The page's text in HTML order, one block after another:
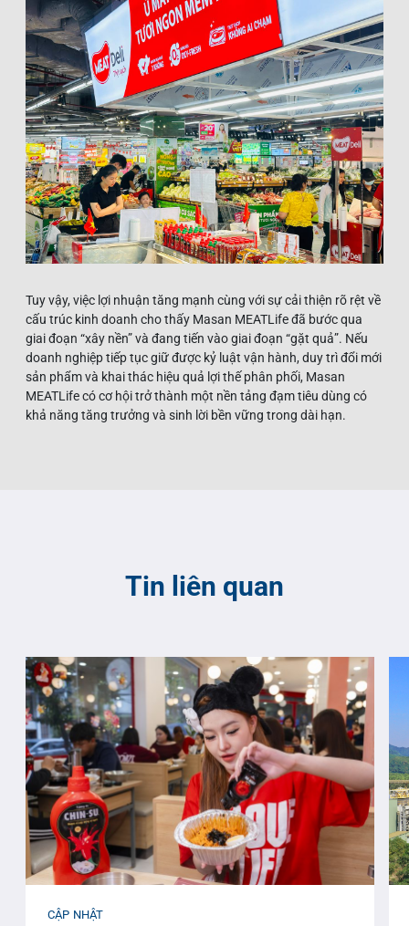
Tuy vậy, việc lợi nhuận tăng mạnh cùng với sự cải thiện rõ rệt về
cấu trúc kinh doanh cho thấy Masan MEATLife đã bước qua
giai đoạn “xây nền” và đang tiến vào giai đoạn “gặt quả”. Nếu
doanh nghiệp tiếp tục giữ được kỷ luật vận hành, duy trì đổi mới
sản phẩm và khai thác hiệu quả lợi thế phân phối, Masan
MEATLife có cơ hội trở thành một nền tảng đạm tiêu dùng có
khả năng tăng trưởng và sinh lời bền vững trong dài hạn.
Tin liên quan
CẬP NHẬT